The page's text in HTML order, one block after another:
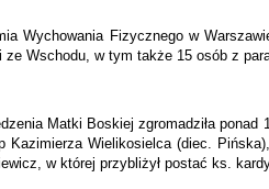
Wychowania Fizycznego w
Wschodu, w tym także 15 osób z
Matki Boskiej zgromadziła
Ka­zimierza Wielikosielca (diec.
w której przybliżył postać ks.